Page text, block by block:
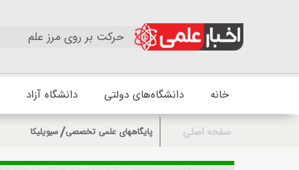
حرکت بر روی مرز علم
خانه دانشگاه‌های دولتی دانشگاه آزاد
صفحه اصلی پایگاههای علمی تخصصی سیویلیکا